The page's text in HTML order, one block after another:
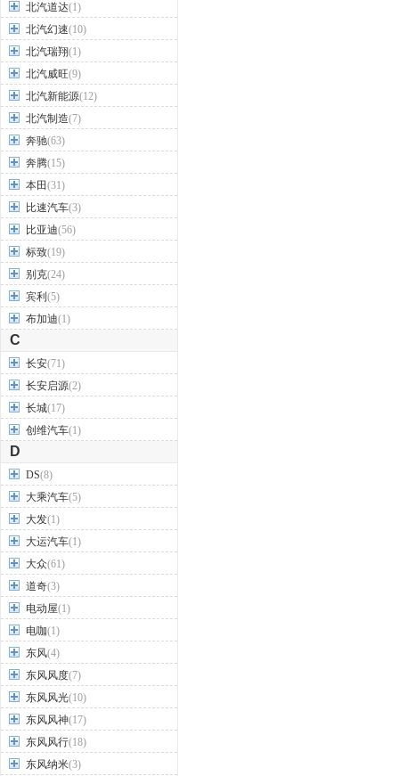
北汽道达(1)
北汽幻速(10)
北汽瑞翔(1)
北汽威旺(9)
北汽新能源(12)
北汽制造(7)
奔驰(63)
奔腾(15)
本田(31)
比速汽车(3)
比亚迪(56)
标致(19)
别克(24)
宾利 (5)
布加迪(1)
C
长安(71)
长安启源(2)
长城(17)
创维汽车(1)
D
DS(8)
大乘汽车(5)
大发(1)
大运汽车(1)
大众(61)
道奇(3)
电动屋(1)
电咖(1)
东风(4)
东风风度(7)
东风风光(10)
东风风神(17)
东风风行(18)
东风纳米(3)